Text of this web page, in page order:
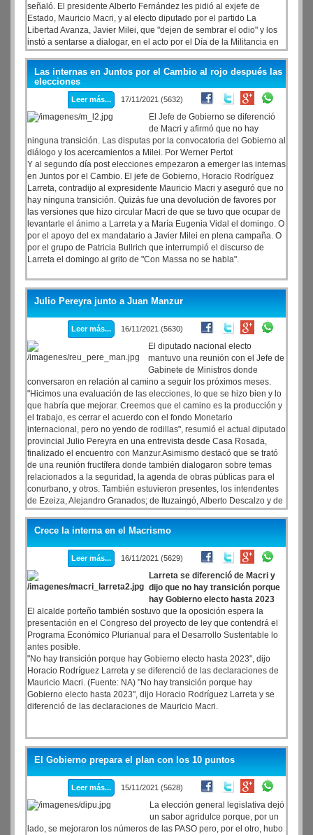
señaló. El presidente Alberto Fernández les pidió al exjefe de
Estado, Mauricio Macri, y al electo diputado por el partido La
Libertad Avanza, Javier Milei, que "dejen de sembrar el odio" y los
instó a sentarse a dialogar, en el acto por el Día de la Militancia en
la Plaza de Mayo.
Las internas en Juntos por el Cambio al rojo después las
elecciones
Leer más... 17/11/2021 (5632)
El Jefe de Gobierno se diferenció
de Macri y afirmó que no hay
ninguna transición. Las disputas por la convocatoria del Gobierno al
diálogo y los acercamientos a Milei. Por Werner Pertot
Y al segundo día post elecciones empezaron a emerger las internas
en Juntos por el Cambio. El jefe de Gobierno, Horacio Rodríguez
Larreta, contradijo al expresidente Mauricio Macri y aseguró que no
hay ninguna transición. Quizás fue una devolución de favores por
las versiones que hizo circular Macri de que se tuvo que ocupar de
levantarle el ánimo a Larreta y a María Eugenia Vidal el domingo. O
por el apoyo del ex mandatario a Javier Milei en plena campaña. O
por el grupo de Patricia Bullrich que interrumpió el discurso de
Larreta el domingo al grito de "Con Massa no se habla".
Julio Pereyra junto a Juan Manzur
Leer más... 16/11/2021 (5630)
El diputado nacional electo
mantuvo una reunión con el Jefe de
Gabinete de Ministros donde
conversaron en relación al camino a seguir los próximos meses.
"Hicimos una evaluación de las elecciones, lo que se hizo bien y lo
que habría que mejorar. Creemos que el camino es la producción y
el trabajo, es cerrar el acuerdo con el fondo Monetario
internacional, pero no yendo de rodillas", resumió el actual diputado
provincial Julio Pereyra en una entrevista desde Casa Rosada,
finalizado el encuentro con Manzur.Asimismo destacó que se trató
de una reunión fructífera donde también dialogaron sobre temas
relacionados a la seguridad, la agenda de obras públicas para el
conurbano, y otros. También estuvieron presentes, los intendentes
de Ezeiza, Alejandro Granados; de Ituzaingó, Alberto Descalzo y de
Berazategui, Juan José Mussi; y la secretaria de Medios y
Comunicación Pública de la Nación Valeria Zapechosny.
Crece la interna en el Macrismo
Leer más... 16/11/2021 (5629)
Larreta se diferenció de Macri y
dijo que no hay transición porque
hay Gobierno electo hasta 2023
El alcalde porteño también sostuvo que la oposición espera la
presentación en el Congreso del proyecto de ley que contendrá el
Programa Económico Plurianual para el Desarrollo Sustentable lo
antes posible.
"No hay transición porque hay Gobierno electo hasta 2023", dijo
Horacio Rodríguez Larreta y se diferenció de las declaraciones de
Mauricio Macri. (Fuente: NA) "No hay transición porque hay
Gobierno electo hasta 2023", dijo Horacio Rodríguez Larreta y se
diferenció de las declaraciones de Mauricio Macri.
El Gobierno prepara el plan con los 10 puntos
Leer más... 15/11/2021 (5628)
La elección general legislativa dejó
un sabor agridulce porque, por un
lado, se mejoraron los números de las PASO pero, por el otro, hubo